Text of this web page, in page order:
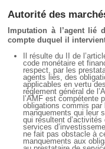
Autorité des
Imputation à l’agent lié
compte duquel il
Il résulte du II de
code monétaire et
respect, par les
agents liés, des
applicables en vertu
règlement général de
l’AMF est compétente
obligations commis
manquements qui leur
qui résultent
services
ne fait pas obstacle à
manquements aux